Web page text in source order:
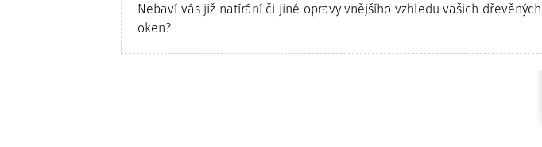
Nebaví vás již natírání či jiné opravy vnějšího vzhledu vašich dřevěných
oken?